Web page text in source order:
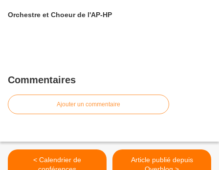
Orchestre et Choeur de l'AP-HP
Commentaires
Ajouter un commentaire
< Calendrier de
Article publié depuis